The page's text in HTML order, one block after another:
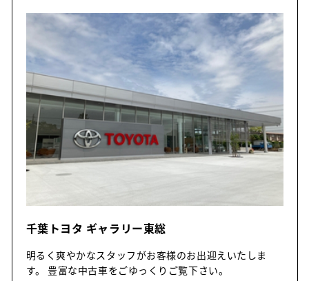
千葉トヨタ ギャラリー東総
明るく爽やかなスタッフがお客様のお出迎えいたしま
す。 豊富な中古車をごゆっくりご覧下さい。